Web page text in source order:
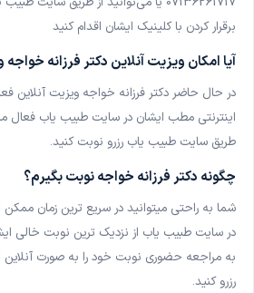
دکتر محمدرضا فتاحی
بیماری‌های داخلی
برقرار کردن با کلینیک ایشان اقدام کنید
آیا امکان ویزیت آنلاین دکتر فرزانه
در حال حاضر دکتر فرزانه خواجه ویزیت آنلاین
اینترنتی مطب ایشان در سایت طبیب یاب فعال
طریق سایت طبیب یاب رزرو نوبت کنید.
چگونه دکتر فرزانه خواجه نوبت بگیرم؟
شما به راحتی میتوانید در سریع ترین زمان ممکن
در سایت طبیب یاب از نزدیک ترین نوبت خالی
به مراجعه حضوری نوبت خود را به صورت
رزرو کنید.